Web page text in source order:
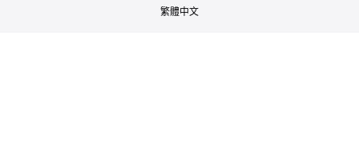
繁體中文